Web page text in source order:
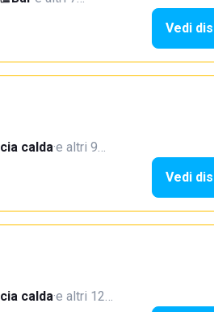
Vedi
calda·e altri 9…
Vedi
calda·e altri 12…